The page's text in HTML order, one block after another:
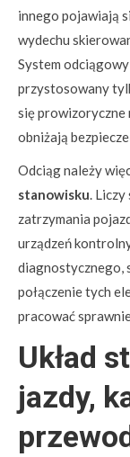
innego pojawiają
wydechu
System
przystosowany
się prowizoryczne
obniżają
Odciąg należy
stanowisku .
zatrzymania
urządzeń
diagnostycznego,
połączenie tych
pracować
Układ
jazdy,